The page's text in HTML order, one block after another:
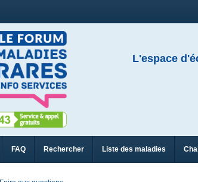
L'espace
FAQ Rechercher Liste des maladies